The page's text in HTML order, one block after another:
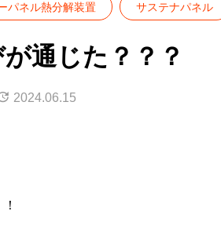
パネル熱分解装置 サステナパネル
通じた？？？
2024.06.15